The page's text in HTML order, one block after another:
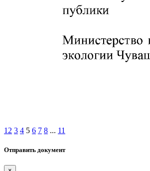
1 2 3 4 5 6 7 8 ... 11
Отправить документ